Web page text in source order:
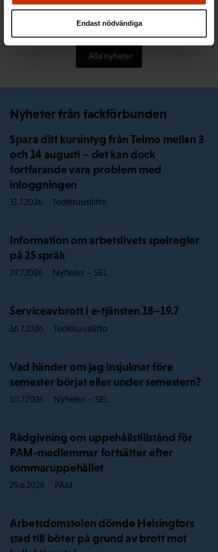
Endast nödvändiga
långtidsarbetslösa – FFC kräver snabba åtgärder
Alla nyheter
Nyheter från fackförbunden
Spara ditt kursintyg från Telmo mellan 3
och 14 augusti – det kan dock
fortfarande vara problem med
inloggningen
31.7.2026 Teollisuusliitto
Information om arbetslivets spelregler
på 25 språk
29.7.2026 Nyheter – SEL
Serviceavbrott i e-tjänsten 18–19.7
16.7.2026 Teollisuusliitto
Vad händer om jag insjuknar före
semester börjat eller under semestern?
10.7.2026 Nyheter – SEL
Rådgivning om uppehållstillstånd för
PAM-medlemmar fortsätter efter
sommaruppehållet
29.6.2026 PAM
Arbetsdomstolen dömde Helsingfors
stad till böter på grund av brott mot